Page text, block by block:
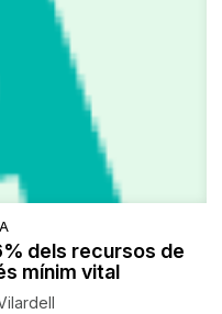
dels recursos de
mínim vital